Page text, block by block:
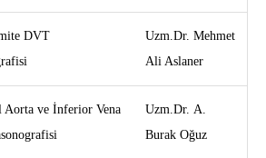
DVT
Uzm.Dr. Mehmet
Ali Aslaner
Aorta ve İnferior Vena
Uzm.Dr. A.
Burak Oğuz